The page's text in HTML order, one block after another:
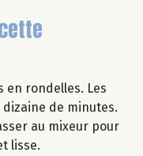
en rondelles. Les
de minutes.
au mixeur pour
lisse.